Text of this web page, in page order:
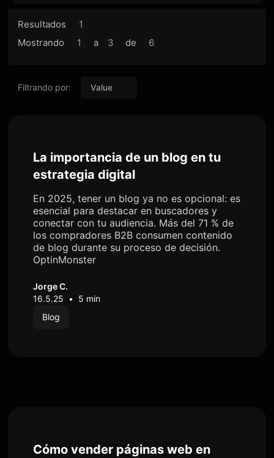
Resultados
1
Mostrando
1 a 3 de 6
Filtrando por: Value
La importancia de un blog en tu
estrategia digital
En 2025, tener un blog ya no es opcional: es
esencial para destacar en buscadores y
conectar con tu audiencia. Más del 71 % de
los compradores B2B consumen contenido
de blog durante su proceso de decisión.
OptinMonster
Jorge C.
16.5.25 •
5 min
Blog
Cómo vender páginas web en